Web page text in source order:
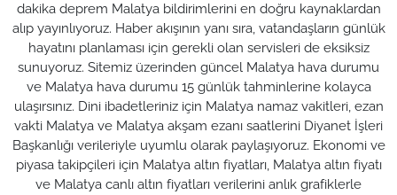
dakika deprem Malatya bildirimlerini en doğru kaynaklardan
alıp yayınlıyoruz. Haber akışının yanı sıra, vatandaşların günlük
hayatını planlaması için gerekli olan servisleri de eksiksiz
sunuyoruz. Sitemiz üzerinden güncel Malatya hava durumu
ve Malatya hava durumu 15 günlük tahminlerine kolayca
ulaşırsınız. Dini ibadetleriniz için Malatya namaz vakitleri, ezan
vakti Malatya ve Malatya akşam ezanı saatlerini Diyanet İşleri
Başkanlığı verileriyle uyumlu olarak paylaşıyoruz. Ekonomi ve
piyasa takipçileri için Malatya altın fiyatları, Malatya altın fiyatı
ve Malatya canlı altın fiyatları verilerini anlık grafiklerle